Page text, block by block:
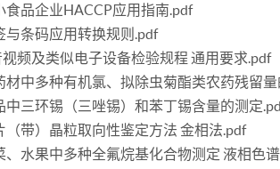
食品企业HACCP应用指南.pdf
与条码应用转换规则.pdf
频及类似电子设备检验规程 通用要求.pdf
材中多种有机氯、拟除虫菊酯类农药残留
中三环锡（三唑锡）和苯丁锡含量的测定
（带）晶粒取向性鉴定方法 金相法.pdf
、水果中多种全氟烷基化合物测定 液相色